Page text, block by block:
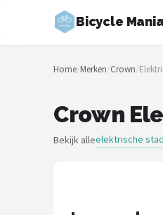
Bicycle
Zoeken
NAVIGATIE
Merken
Home/Merken/Crown/
Crown
Bekijk alleelektrische